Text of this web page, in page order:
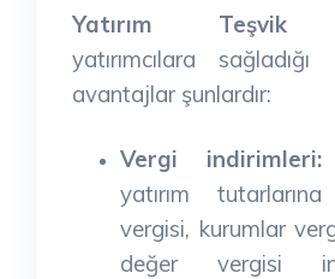
Yatırım Teşvik
yatırımcılara
avantajlar şunlardır:
Vergi indirimleri:
yatırım
vergisi, kurumlar
değer vergisi